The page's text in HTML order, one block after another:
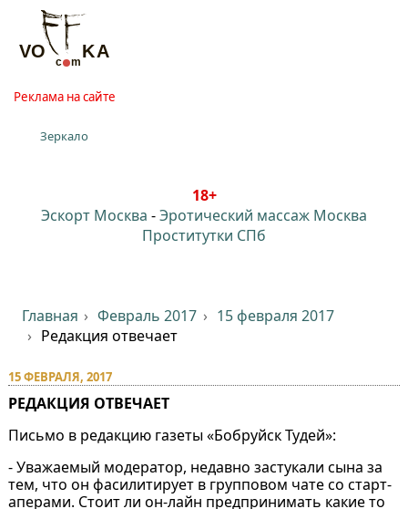
Реклама на сайте
Зеркало
18+
Эскорт Москва -Эротический массаж Москва
Проститутки СПб
Главная Февраль 2017
15 февраля 2017
Редакция отвечает
15 ФЕВРАЛЯ, 2017
РЕДАКЦИЯ ОТВЕЧАЕТ
Письмо в редакцию газеты «Бобруйск Тудей»:
- Уважаемый модератор, недавно застукали сына за
тем, что он фасилитирует в групповом чате со старт-
аперами. Стоит ли он-лайн предпринимать какие то